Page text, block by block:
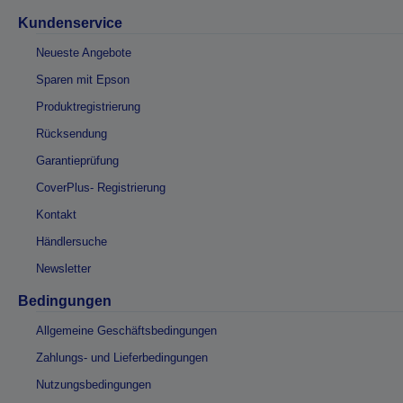
Kundenservice
Neueste Angebote
Sparen mit Epson
Produktregistrierung
Rücksendung
Garantieprüfung
CoverPlus- Registrierung
Kontakt
Händlersuche
Newsletter
Bedingungen
Allgemeine Geschäftsbedingungen
Zahlungs- und Lieferbedingungen
Nutzungsbedingungen